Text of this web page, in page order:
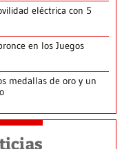
eléctrica con 5
en los Juegos
medallas de oro y un